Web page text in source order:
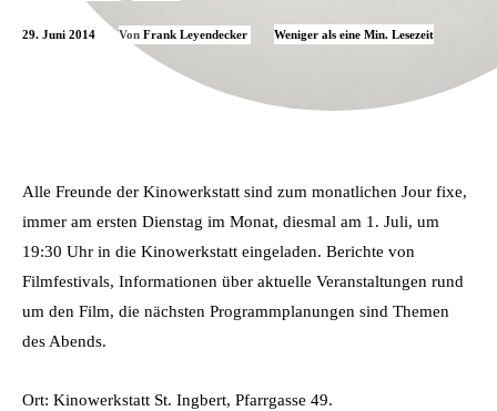
29. Juni 2014 Von Frank Leyendecker Weniger als eine Min. Lesezeit
Alle Freunde der Kinowerkstatt sind zum monatlichen Jour fixe,
immer am ersten Dienstag im Monat, diesmal am 1. Juli, um
19:30 Uhr in die Kinowerkstatt eingeladen. Berichte von
Filmfestivals, Informationen über aktuelle Veranstaltungen rund
um den Film, die nächsten Programmplanungen sind Themen
des Abends.
Ort: Kinowerkstatt St. Ingbert, Pfarrgasse 49.